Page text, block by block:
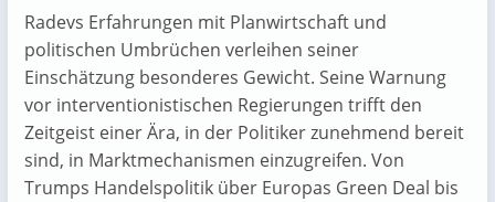
Radevs Erfahrungen mit Planwirtschaft und
politischen Umbrüchen verleihen seiner
Einschätzung besonderes Gewicht. Seine Warnung
vor interventionistischen Regierungen trifft den
Zeitgeist einer Ära, in der Politiker zunehmend bereit
sind, in Marktmechanismen einzugreifen. Von
Trumps Handelspolitik über Europas Green Deal bis